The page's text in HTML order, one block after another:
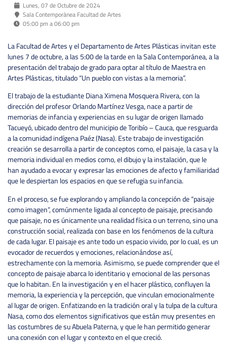
Lunes, 07 de Octubre de 2024
Sala Contemporánea Facultad de Artes
05:00 pm a 06:00 pm
La Facultad de Artes y el Departamento de Artes Plásticas invitan este
lunes 7 de octubre, a las 5:00 de la tarde en la Sala Contemporánea, a la
presentación del trabajo de grado para optar al título de Maestra en
Artes Plásticas, titulado “Un pueblo con vistas a la memoria”.
El trabajo de la estudiante Diana Ximena Mosquera Rivera, con la
dirección del profesor Orlando Martínez Vesga, nace a partir de
memorias de infancia y experiencias en su lugar de origen llamado
Tacueyó, ubicado dentro del municipio de Toribío – Cauca, que resguarda
a la comunidad indígena Paéz (Nasa). Este trabajo de investigación
creación se desarrolla a partir de conceptos como, el paisaje, la casa y la
memoria individual en medios como, el dibujo y la instalación, que le
han ayudado a evocar y expresar las emociones de afecto y familiaridad
que le despiertan los espacios en que se refugia su infancia.
En el proceso, se fue explorando y ampliando la concepción de “paisaje
como imagen”, comúnmente ligada al concepto de paisaje, precisando
que paisaje, no es únicamente una realidad física o un terreno, sino una
construcción social, realizada con base en los fenómenos de la cultura
de cada lugar. El paisaje es ante todo un espacio vivido, por lo cual, es un
evocador de recuerdos y emociones, relacionándose así,
estrechamente con la memoria. Asimismo, se puede comprender que el
concepto de paisaje abarca lo identitario y emocional de las personas
que lo habitan. En la investigación y en el hacer plástico, confluyen la
memoria, la experiencia y la percepción, que vinculan emocionalmente
al lugar de origen. Enfatizando en la tradición oral y la tulpa de la cultura
Nasa, como dos elementos significativos que están muy presentes en
las costumbres de su Abuela Paterna, y que le han permitido generar
una conexión con el lugar y contexto en el que creció.